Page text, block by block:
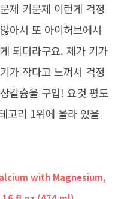
제 키문제 이런게 걱정
아서 또 아이허브에서
되더라구요. 제가 키가
가 작다고 느껴서 걱정
칼슘을 구입! 요것 평도
고리 1위에 올라 있을
with Magnesium,